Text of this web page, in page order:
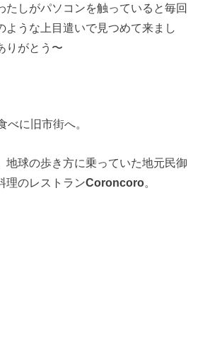
たしがパソコンを触っていると毎回
うな上目遣いで見つめて来まし
りがとう〜
べに旧市街へ。
地球の歩き方に乗っていた地元民御
理のレストランCoroncoro。